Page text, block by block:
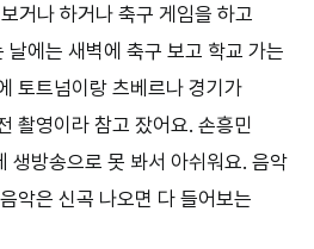
거나 하거나 축구 게임을 하고
에는 새벽에 축구 보고 학교 가는
토트넘이랑 츠베르나 경기가
촬영이라 참고 잤어요. 손흥민
생방송으로 못 봐서 아쉬워요. 음악
악은 신곡 나오면 다 들어보는